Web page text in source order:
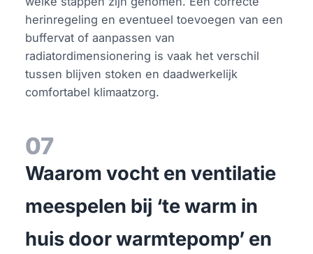
herinregeling en eventueel toevoegen van een
buffervat of aanpassen van
radiatordimensionering is vaak het verschil
tussen blijven stoken en daadwerkelijk
comfortabel klimaatzorg.
07
Waarom vocht en ventilatie
meespelen bij ‘te warm in
huis door warmtepomp’ en